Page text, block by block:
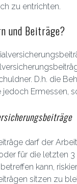
zu entrichten.
und Beiträge?
D.h. die
jedoch Ermessen,
darf der
für die letzten
kann,
sitzen zu